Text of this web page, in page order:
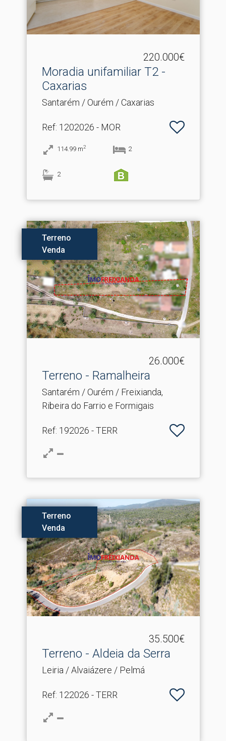
220.000€
Moradia unifamiliar T2 -
Caxarias
Santarém / Ourém / Caxarias
Ref: 1202026 - MOR
114.99 m2 2
2
Terreno
Venda
26.000€
Terreno - Ramalheira
Santarém / Ourém / Freixianda,
Ribeira do Farrio e Formigais
Ref: 192026 - TERR
Terreno
Venda
35.500€
Terreno - Aldeia da Serra
Leiria / Alvaiázere / Pelmá
Ref: 122026 - TERR